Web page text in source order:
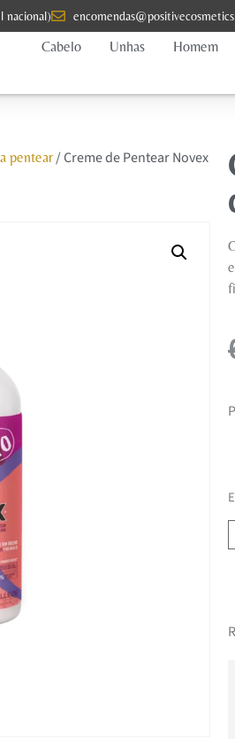
nacional)
Cabelo
Unhas Homem
pentear/ Creme de Pentear Novex